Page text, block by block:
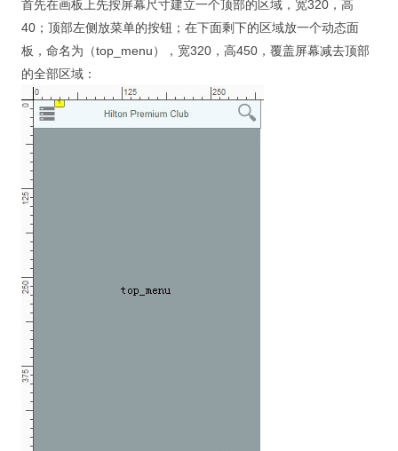
杂项研究
关于本站
首先在画板上先按屏幕尺寸建立一个顶部的区域，宽320，高
40；顶部左侧放菜单的按钮；在下面剩下的区域放一个动态面
板，命名为（top_menu），宽320，高450，覆盖屏幕减去顶部
的全部区域：